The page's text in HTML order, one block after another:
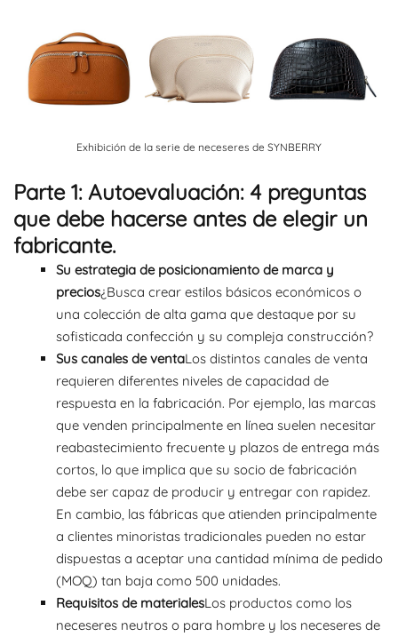
Exhibición de la serie de neceseres de SYNBERRY
Parte 1: Autoevaluación: 4 preguntas
que debe hacerse antes de elegir un
fabricante.
Su estrategia de posicionamiento de marca y
precios¿Busca crear estilos básicos económicos o
una colección de alta gama que destaque por su
sofisticada confección y su compleja construcción?
Sus canales de ventaLos distintos canales de venta
requieren diferentes niveles de capacidad de
respuesta en la fabricación. Por ejemplo, las marcas
que venden principalmente en línea suelen necesitar
reabastecimiento frecuente y plazos de entrega más
cortos, lo que implica que su socio de fabricación
debe ser capaz de producir y entregar con rapidez.
En cambio, las fábricas que atienden principalmente
a clientes minoristas tradicionales pueden no estar
dispuestas a aceptar una cantidad mínima de pedido
(MOQ) tan baja como 500 unidades.
Requisitos de materialesLos productos como los
neceseres neutros o para hombre y los neceseres de